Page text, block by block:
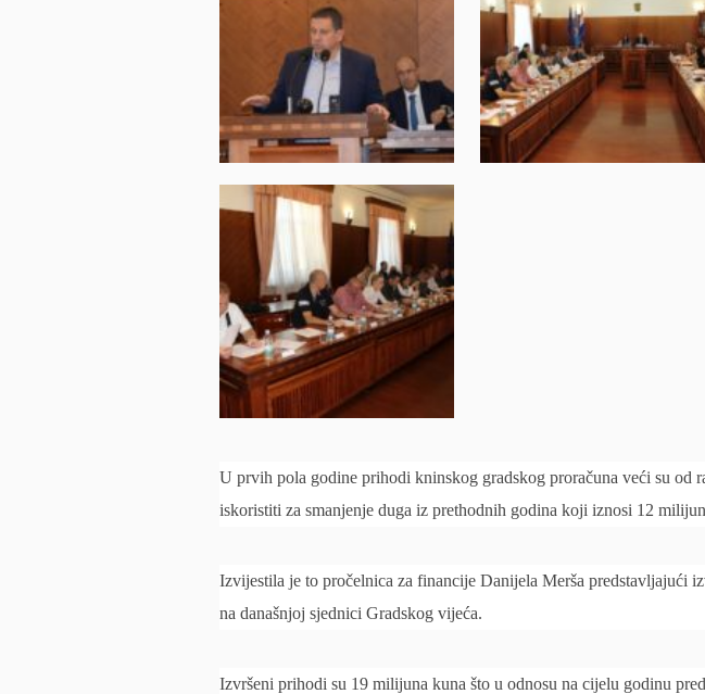
U prvih pola godine prihodi kninskog gradskog proračuna veći su od
iskoristiti za smanjenje duga iz prethodnih godina koji iznosi 12
Izvijestila je to pročelnica za financije Danijela Merša predstavljajući
na današnjoj sjednici Gradskog vijeća.
Izvršeni prihodi su 19 milijuna kuna što u odnosu na cijelu godinu